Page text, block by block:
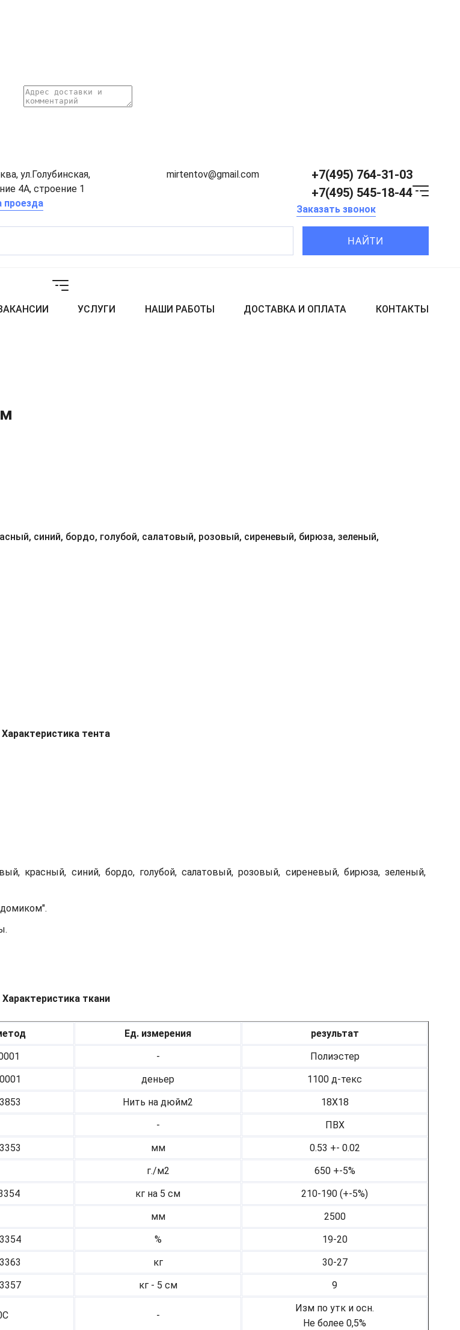
ул.Голубинская,
4А, строение 1
проезда
mirtentov@gmail.com
+7(495) 764-31-03
+7(495) 545-18-44
Заказать звонок
НАЙТИ
УСЛУГИ НАШИ РАБОТЫ ДОСТАВКА И ОПЛАТА КОНТАКТЫ
синий, бордо, голубой, салатовый, розовый, сиреневый, бирюза, зеленый,
Характеристика тента
красный, синий, бордо, голубой, салатовый, розовый, сиреневый, бирюза, зеленый,
Характеристика ткани
Ед. измерения
результат
-
Полиэстер
деньер
1100 д-текс
Нить на дюйм2
18Х18
-
ПВХ
мм
0.53 +- 0.02
г./м2
650 +-5%
кг на 5 см
210-190 (+-5%)
мм
2500
%
19-20
кг
30-27
кг - 5 см 9
-
Изм по утк и осн.
Не более 0,5%